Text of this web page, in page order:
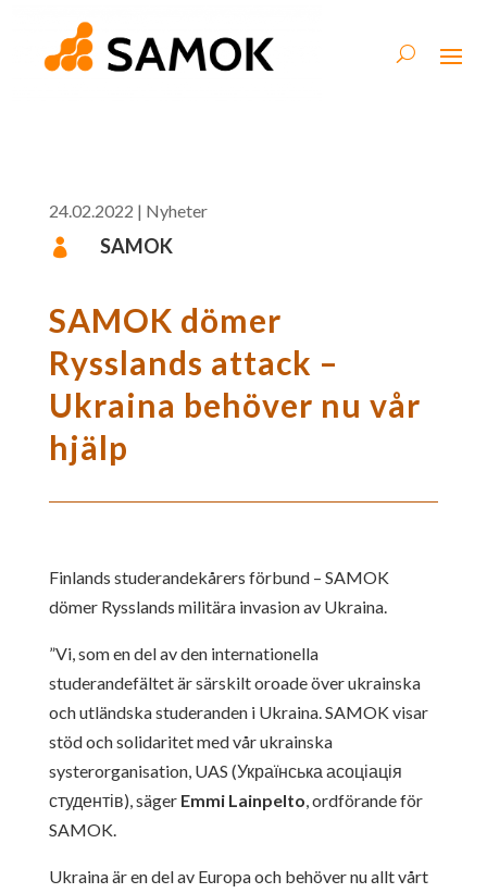
24.02.2022 | Nyheter
 SAMOK
SAMOK dömer
Rysslands attack –
Ukraina behöver nu vår
hjälp
Finlands studerandekårers förbund – SAMOK
dömer Rysslands militära invasion av Ukraina.
”Vi, som en del av den internationella
studerandefältet är särskilt oroade över ukrainska
och utländska studeranden i Ukraina. SAMOK visar
stöd och solidaritet med vår ukrainska
systerorganisation, UAS (Українська асоціація
студентів), säger Emmi Lainpelto, ordförande för
SAMOK.
Ukraina är en del av Europa och behöver nu allt vårt